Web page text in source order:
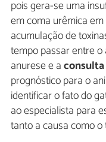
pois gera-se uma
em coma urêmica
acumulação de
tempo passar entre
anurese e a
prognóstico para o
identificar o fato do
ao especialista para
tanto a causa como